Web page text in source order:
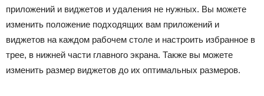
приложений и виджетов и удаления не нужных. Вы можете
изменить положение подходящих вам приложений и
виджетов на каждом рабочем столе и настроить избранное в
трее, в нижней части главного экрана. Также вы можете
изменить размер виджетов до их оптимальных размеров.